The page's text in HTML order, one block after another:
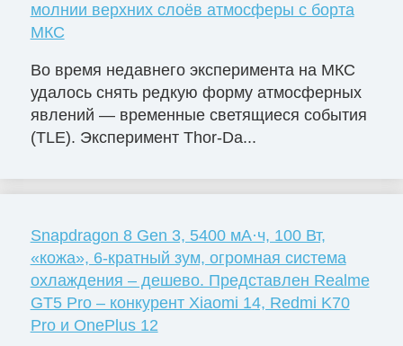
молнии верхних слоёв атмосферы с борта
МКС
Во время недавнего эксперимента на МКС
удалось снять редкую форму атмосферных
явлений — временные светящиеся события
(TLE). Эксперимент Thor-Da...
Snapdragon 8 Gen 3, 5400 мА·ч, 100 Вт,
«кожа», 6-кратный зум, огромная система
охлаждения – дешево. Представлен Realme
GT5 Pro – конкурент Xiaomi 14, Redmi K70
Pro и OnePlus 12